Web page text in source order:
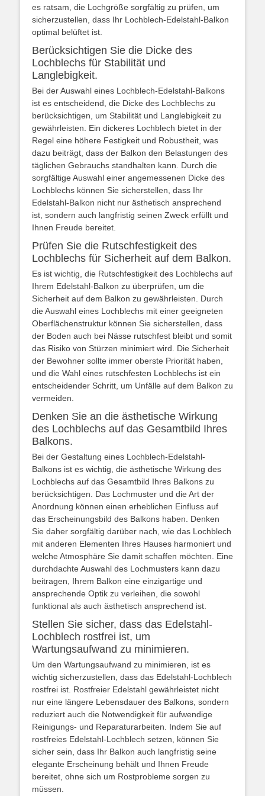
es ratsam, die Lochgröße sorgfältig zu prüfen, um
sicherzustellen, dass Ihr Lochblech-Edelstahl-Balkon
optimal belüftet ist.
Berücksichtigen Sie die Dicke des
Lochblechs für Stabilität und
Langlebigkeit.
Bei der Auswahl eines Lochblech-Edelstahl-Balkons
ist es entscheidend, die Dicke des Lochblechs zu
berücksichtigen, um Stabilität und Langlebigkeit zu
gewährleisten. Ein dickeres Lochblech bietet in der
Regel eine höhere Festigkeit und Robustheit, was
dazu beiträgt, dass der Balkon den Belastungen des
täglichen Gebrauchs standhalten kann. Durch die
sorgfältige Auswahl einer angemessenen Dicke des
Lochblechs können Sie sicherstellen, dass Ihr
Edelstahl-Balkon nicht nur ästhetisch ansprechend
ist, sondern auch langfristig seinen Zweck erfüllt und
Ihnen Freude bereitet.
Prüfen Sie die Rutschfestigkeit des
Lochblechs für Sicherheit auf dem Balkon.
Es ist wichtig, die Rutschfestigkeit des Lochblechs auf
Ihrem Edelstahl-Balkon zu überprüfen, um die
Sicherheit auf dem Balkon zu gewährleisten. Durch
die Auswahl eines Lochblechs mit einer geeigneten
Oberflächenstruktur können Sie sicherstellen, dass
der Boden auch bei Nässe rutschfest bleibt und somit
das Risiko von Stürzen minimiert wird. Die Sicherheit
der Bewohner sollte immer oberste Priorität haben,
und die Wahl eines rutschfesten Lochblechs ist ein
entscheidender Schritt, um Unfälle auf dem Balkon zu
vermeiden.
Denken Sie an die ästhetische Wirkung
des Lochblechs auf das Gesamtbild Ihres
Balkons.
Bei der Gestaltung eines Lochblech-Edelstahl-
Balkons ist es wichtig, die ästhetische Wirkung des
Lochblechs auf das Gesamtbild Ihres Balkons zu
berücksichtigen. Das Lochmuster und die Art der
Anordnung können einen erheblichen Einfluss auf
das Erscheinungsbild des Balkons haben. Denken
Sie daher sorgfältig darüber nach, wie das Lochblech
mit anderen Elementen Ihres Hauses harmoniert und
welche Atmosphäre Sie damit schaffen möchten. Eine
durchdachte Auswahl des Lochmusters kann dazu
beitragen, Ihrem Balkon eine einzigartige und
ansprechende Optik zu verleihen, die sowohl
funktional als auch ästhetisch ansprechend ist.
Stellen Sie sicher, dass das Edelstahl-
Lochblech rostfrei ist, um
Wartungsaufwand zu minimieren.
Um den Wartungsaufwand zu minimieren, ist es
wichtig sicherzustellen, dass das Edelstahl-Lochblech
rostfrei ist. Rostfreier Edelstahl gewährleistet nicht
nur eine längere Lebensdauer des Balkons, sondern
reduziert auch die Notwendigkeit für aufwendige
Reinigungs- und Reparaturarbeiten. Indem Sie auf
rostfreies Edelstahl-Lochblech setzen, können Sie
sicher sein, dass Ihr Balkon auch langfristig seine
elegante Erscheinung behält und Ihnen Freude
bereitet, ohne sich um Rostprobleme sorgen zu
müssen.